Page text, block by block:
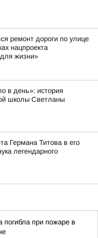
ремонт дороги по улице
нацпроекта
жизни»
в день»: история
школы Светланы
Германа Титова в его
легендарного
при пожаре в